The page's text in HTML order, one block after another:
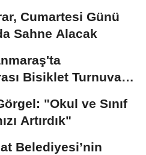
Cumartesi Günü
Sahne Alacak
Bisiklet Turnuvası
"Okul ve Sınıf
Artırdık"
Belediyesi’nin